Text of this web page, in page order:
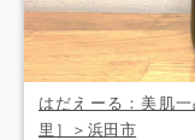
はだえーる：美肌
里］＞浜田市